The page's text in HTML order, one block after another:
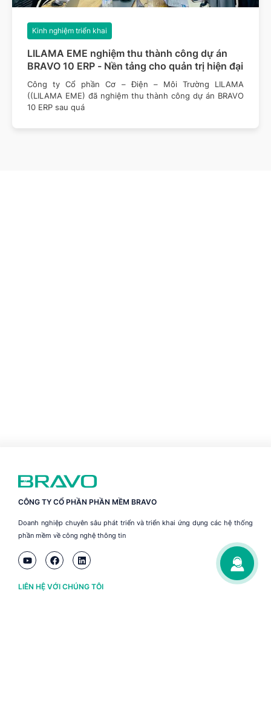
LILAMA EME nghiệm thu thành công dự án
BRAVO 10 ERP - Nền tảng cho quản trị hiện đại
Kinh nghiệm triển khai
Công ty Cổ phần Cơ – Điện – Môi Trường LILAMA
((LILAMA EME) đã nghiệm thu thành công dự án BRAVO
10 ERP sau quá
CÔNG TY CỔ PHẦN PHẦN MỀM BRAVO
Doanh nghiệp chuyên sâu phát triển và triển khai ứng dụng các hệ thống
phần mềm về công nghệ thông tin
LIÊN HỆ VỚI CHÚNG TÔI